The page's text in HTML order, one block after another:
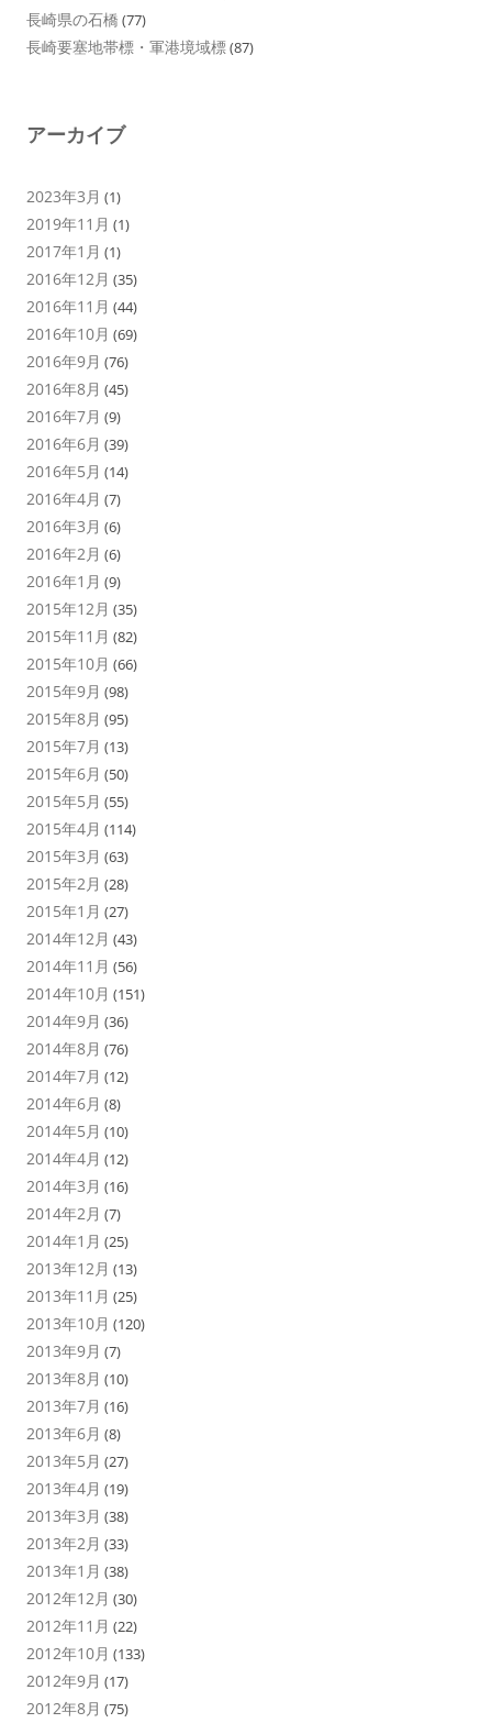
長崎県の石橋 (77)
長崎要塞地帯標・軍港境域標(87)
アーカイブ
2023年3月 (1)
2019年11月 (1)
2017年1月 (1)
2016年12月 (35)
2016年11月 (44)
2016年10月 (69)
2016年9月 (76)
2016年8月 (45)
2016年7月 (9)
2016年6月 (39)
2016年5月 (14)
2016年4月 (7)
2016年3月 (6)
2016年2月 (6)
2016年1月 (9)
2015年12月 (35)
2015年11月 (82)
2015年10月 (66)
2015年9月 (98)
2015年8月 (95)
2015年7月 (13)
2015年6月 (50)
2015年5月 (55)
2015年4月 (114)
2015年3月 (63)
2015年2月 (28)
2015年1月 (27)
2014年12月 (43)
2014年11月 (56)
2014年10月 (151)
2014年9月 (36)
2014年8月 (76)
2014年7月 (12)
2014年6月 (8)
2014年5月 (10)
2014年4月 (12)
2014年3月 (16)
2014年2月 (7)
2014年1月 (25)
2013年12月 (13)
2013年11月 (25)
2013年10月 (120)
2013年9月 (7)
2013年8月 (10)
2013年7月 (16)
2013年6月 (8)
2013年5月 (27)
2013年4月 (19)
2013年3月 (38)
2013年2月 (33)
2013年1月 (38)
2012年12月 (30)
2012年11月 (22)
2012年10月 (133)
2012年9月 (17)
2012年8月 (75)